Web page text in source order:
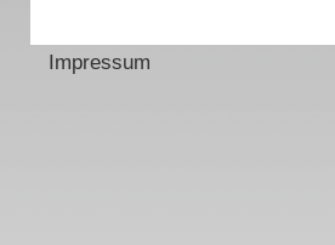
Impressum